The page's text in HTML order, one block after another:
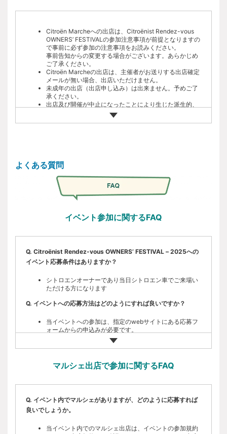
Citroën Marche（フリーマーケット）への参加は、
Citroënist Rendez-vous OWNERS’ FESTIVALの参加条
件および参加要項、参加注意事項を踏まえ、出店要項を
ご確認ください。
よくある質問はFAQをご確認ください。
をご覧ください。
シトロエンオーナーが出店するフリーマーケット（車のパーツ
交換の場にもなるような）
※開催内容は予告なく変更される場合があります。
【参加条件】
下記いずれの条件も満たす方が対象となります。
シトロエンオーナーであり、イベント当日に所有されて
WEBフォームの事前申込み。応募は先着順で受付いたします。
応募締切：9/28(日)
※お申込み人数が、定員になり次第締め切ります。先着順でのご
応募により参加者を決定します。応募時に
reply@citroen.co.jpから申込フォーム上で入力いただいたメー
ベントに関する詳細ご案内メールを送付します、そちらで詳細
をご確認ください。
ールが届かない場合がございますので、no-reply@citroen.co.jp
のドメイン拒否を解除ください。また、迷惑メールフォルダな
どに受信される可能性もございますので、そちらもご確認くだ
【参加費用】
｢Citroën Marche｣の出店規約は、｢Citroënist Rendez-
し、出店に係る事項を追記するものとします。
Citroën Marcheへの出店は、Citroënist Rendez-vous
OWNERS’ FESTIVALの参加注意事項が前提となりますの
で事前に必ず参加の注意事項をお読みください。
事前告知からの変更する場合がございます。あらかじめ
ご了承ください。
Citroën Marcheの出店は、主催者がお送りする出店確定
メールが無い場合、出店いただけません。
未成年の出店（出店申し込み）は出来ません。予めご了
承ください。
出店及び開催が中止になったことにより生じた派生的、
付随的、間接的な損害(営業上の利益の損失や損害を含
む)について、中止理由がいかなる場合でも、主催および
会場での物品や金銭のやり取り、事故などの対応は当事
者間の責任に於いておこなってください。また盗難や万
引きなどの弁済責任を主催および事務局は負いませんの
で、物品・金銭の管理は出店者の責任に於いておこなっ
てください。
主催および事務局では、特別な場合を除き、上記トラブ
よくある質問
イベント参加に関するFAQ
Q. Citroënist Rendez-vous OWNERS’ FESTIVAL – 2025への
イベント応募条件はありますか？
シトロエンオーナーであり当日シトロエン車でご来場い
ただける方になります
Q. イベントへの応募方法はどのようにすれば良いですか？
当イベントへの参加は、指定のwebサイトにある応募フ
ォームからの申込みが必要です。
Q. イベントは応募申し込みをすれば参加出来ますか。
事前応募のうえ参加者の確定は先着順により決定となり
ます。
Q. 参加決定はどのように確認すればよいですか。
参加者へ参加確定メールをお送りいたします。そちらを
ご確認ください。
Q. イベントへの参加費用はありますか？
マルシェ出店で参加に関するFAQ
Q. イベント内でマルシェがありますが、どのように応募すれば
良いでしょうか。
当イベント内でのマルシェ出店は、イベントの参加規約